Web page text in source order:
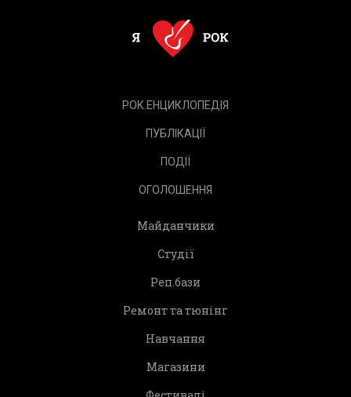
РОК.ЕНЦИКЛОПЕДІЯ
ПУБЛІКАЦІЇ
ПОДІЇ
ОГОЛОШЕННЯ
Майданчики
Студії
Реп.бази
Ремонт та тюнінг
Навчання
Магазини